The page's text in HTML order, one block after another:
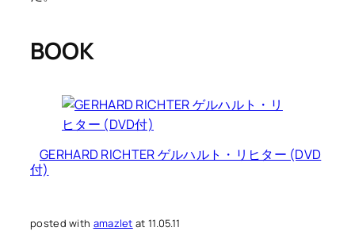
BOOK
GERHARD RICHTER ゲルハルト・リヒター (DVD
付)
posted with amazlet at 11.05.11